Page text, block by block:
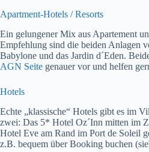
Apartment-Hotels / Resorts
Ein gelungener Mix aus Apartement
Empfehlung sind die beiden Anlagen
Babylone und das Jardin d´Eden.
AGN Seite genauer vor und helfen
Hotels
Echte „klassische“ Hotels gibt es im
zwei: Das 5* Hotel Oz´Inn mitten im
Hotel Eve am Rand im Port de Soleil
z.B. bequem über Booking buchen